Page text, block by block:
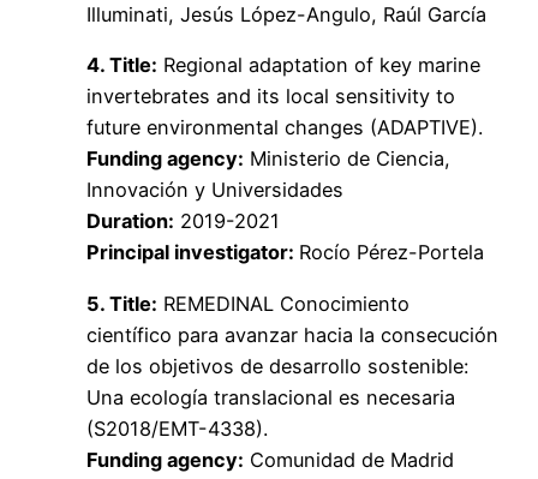
Illuminati, Jesús López-Angulo, Raúl García
4. Title: Regional adaptation of key marine
invertebrates and its local sensitivity to
future environmental changes (ADAPTIVE).
Funding agency: Ministerio de Ciencia,
Innovación y Universidades
Duration: 2019-2021
Principal investigator: Rocío Pérez-Portela
5. Title: REMEDINAL Conocimiento
científico para avanzar hacia la consecución
de los objetivos de desarrollo sostenible:
Una ecología translacional es necesaria
(S2018/EMT-4338).
Funding agency: Comunidad de Madrid